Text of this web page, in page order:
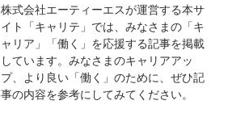
株式会社エーティーエスが運営する本サ
イト「キャリテ」では、みなさまの「キ
ャリア」「働く」を応援する記事を掲載
しています。みなさまのキャリアアッ
プ、より良い「働く」のために、ぜひ記
事の内容を参考にしてみてください。